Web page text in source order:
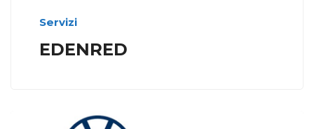
Servizi
EDENRED